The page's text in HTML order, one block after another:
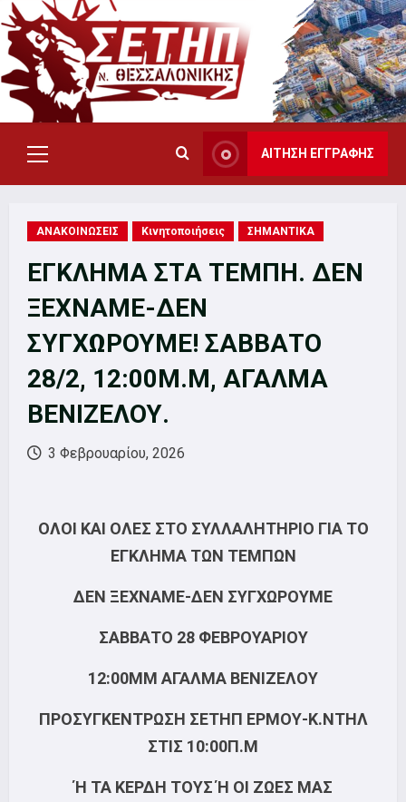
Skip
to
content
Primary
Menu
ΑΙΤΗΣΗ ΕΓΓΡΑΦΗΣ
ΑΝΑΚΟΙΝΩΣΕΙΣ Κινητοποιήσεις ΣΗΜΑΝΤΙΚΑ
ΕΓΚΛΗΜΑ ΣΤΑ ΤΕΜΠΗ. ΔΕΝ
ΞΕΧΝΑΜΕ-ΔΕΝ
ΣΥΓΧΩΡΟΥΜΕ! ΣΑΒΒΑΤΟ
28/2, 12:00M.Μ, ΑΓΑΛΜΑ
ΒΕΝΙΖΕΛΟΥ.
3 Φεβρουαρίου, 2026
ΟΛΟΙ ΚΑΙ ΟΛΕΣ ΣΤΟ ΣΥΛΛΑΛΗΤΗΡΙΟ ΓΙΑ ΤΟ
ΕΓΚΛΗΜΑ ΤΩΝ ΤΕΜΠΩΝ
ΔΕΝ ΞΕΧΝΑΜΕ-ΔΕΝ ΣΥΓΧΩΡΟΥΜΕ
ΣΑΒΒΑΤΟ 28 ΦΕΒΡΟΥΑΡΙΟΥ
12:00MΜ ΑΓΑΛΜΑ ΒΕΝΙΖΕΛΟΥ
ΠΡΟΣΥΓΚΕΝΤΡΩΣΗ ΣΕΤΗΠ ΕΡΜΟΥ-Κ.ΝΤΗΛ
ΣΤΙΣ 10:00Π.Μ
Ή ΤΑ ΚΕΡΔΗ ΤΟΥΣ Ή ΟΙ ΖΩΕΣ ΜΑΣ